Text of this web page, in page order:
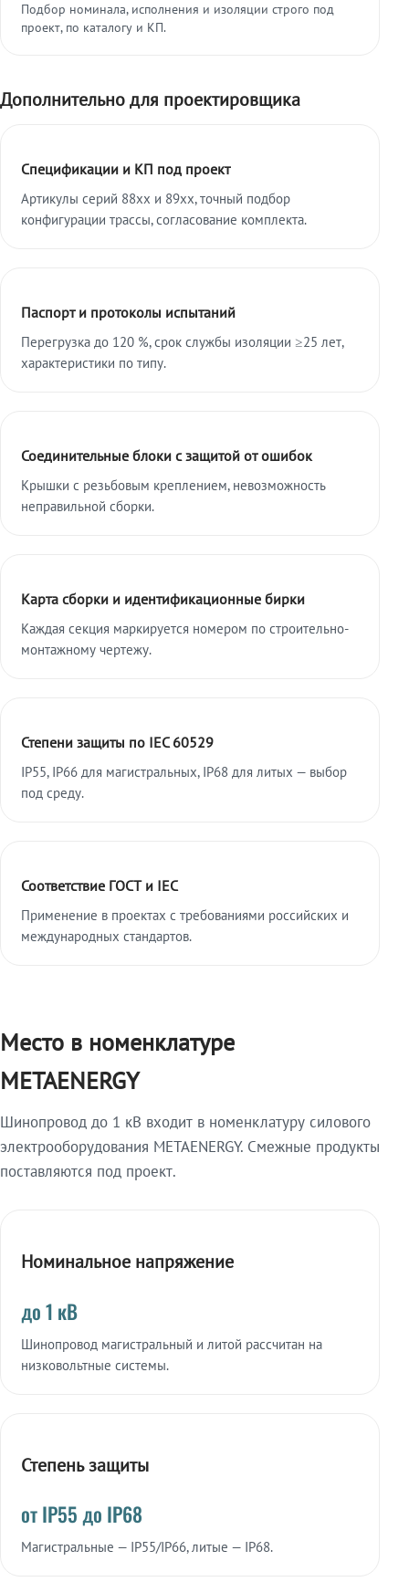
Подбор номинала, исполнения и изоляции строго под
проект, по каталогу и КП.
Дополнительно для проектировщика
Спецификации и КП под проект
Артикулы серий 88xx и 89xx, точный подбор
конфигурации трассы, согласование комплекта.
Паспорт и протоколы испытаний
Перегрузка до 120 %, срок службы изоляции ≥25 лет,
характеристики по типу.
Соединительные блоки с защитой от ошибок
Крышки с резьбовым креплением, невозможность
неправильной сборки.
Карта сборки и идентификационные бирки
Каждая секция маркируется номером по строительно-
монтажному чертежу.
Степени защиты по IEC 60529
IP55, IP66 для магистральных, IP68 для литых — выбор
под среду.
Соответствие ГОСТ и IEC
Применение в проектах с требованиями российских и
международных стандартов.
Место в номенклатуре
METAENERGY
Шинопровод до 1 кВ входит в номенклатуру силового
электрооборудования METAENERGY. Смежные продукты
поставляются под проект.
Номинальное напряжение
до 1 кВ
Шинопровод магистральный и литой рассчитан на
низковольтные системы.
Степень защиты
от IP55 до IP68
Магистральные — IP55/IP66, литые — IP68.